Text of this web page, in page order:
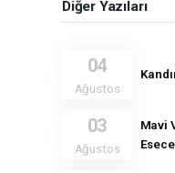
Diğer Yazıları
04
Ağustos
03
Ağustos
Mavi